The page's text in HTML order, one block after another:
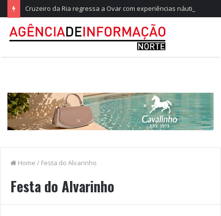
Home / Festa do Alvarinho
Festa do Alvarinho